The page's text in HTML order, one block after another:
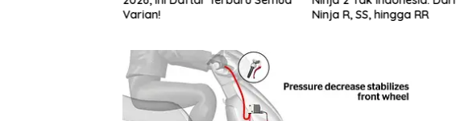
Varian!
Ninja R, SS, hingga RR